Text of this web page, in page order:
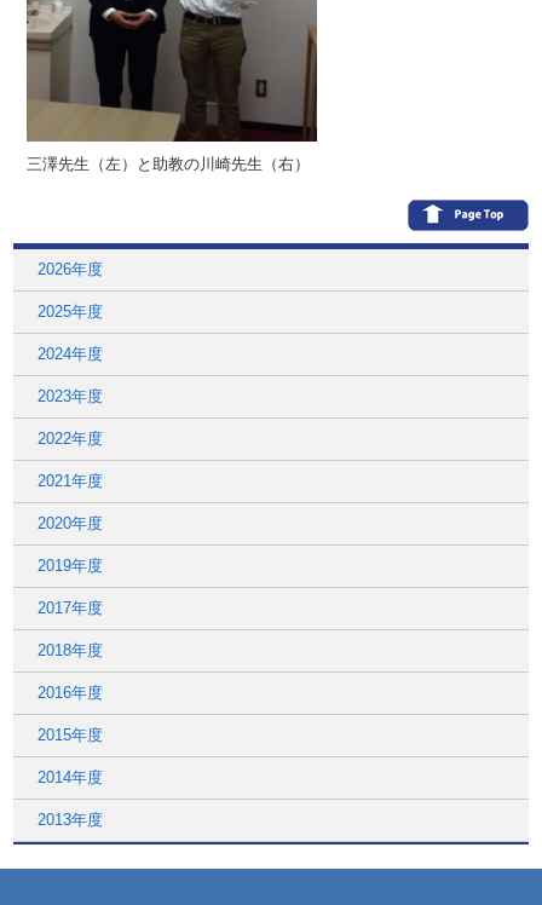
三澤先生（左）と助教の川崎先生（右）
2026年度
2025年度
2024年度
2023年度
2022年度
2021年度
2020年度
2019年度
2017年度
2018年度
2016年度
2015年度
2014年度
2013年度